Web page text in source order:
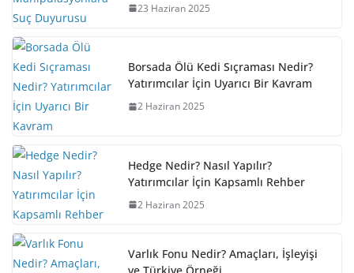
23 Haziran 2025
Borsada Ölü Kedi Sıçraması Nedir?
Yatırımcılar İçin Uyarıcı Bir Kavram
2 Haziran 2025
Hedge Nedir? Nasıl Yapılır?
Yatırımcılar İçin Kapsamlı Rehber
2 Haziran 2025
Varlık Fonu Nedir? Amaçları, İşleyişi
ve Türkiye Örneği